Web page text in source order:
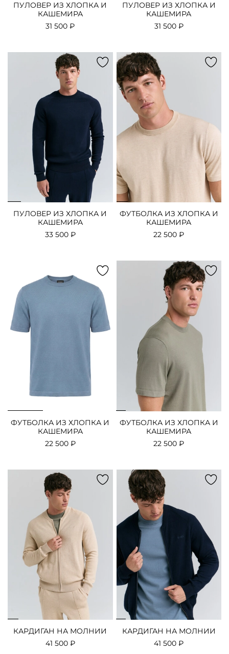
ПУЛОВЕР ИЗ ХЛОПКА И
КАШЕМИРА
31 500 ₽
ПУЛОВЕР ИЗ ХЛОПКА И
КАШЕМИРА
31 500 ₽
ПУЛОВЕР ИЗ ХЛОПКА И
КАШЕМИРА
33 500 ₽
ФУТБОЛКА ИЗ ХЛОПКА И
КАШЕМИРА
22 500 ₽
ФУТБОЛКА ИЗ ХЛОПКА И
КАШЕМИРА
22 500 ₽
ФУТБОЛКА ИЗ ХЛОПКА И
КАШЕМИРА
22 500 ₽
КАРДИГАН НА МОЛНИИ
41 500 ₽
КАРДИГАН НА МОЛНИИ
41 500 ₽